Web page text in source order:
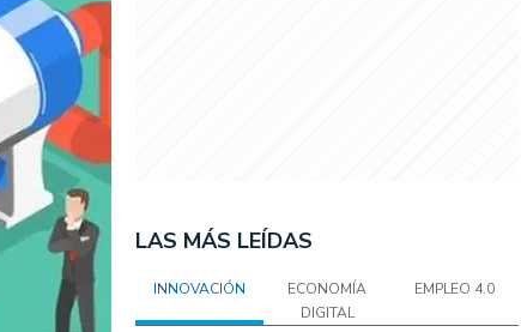
LAS MÁS LEÍDAS
INNOVACIÓN
ECONOMÍA
DIGITAL
EMPLEO 4.0